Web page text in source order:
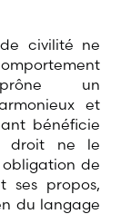
civilité ne
un
et
bénéficie
droit ne le
de
ses propos,
du langage